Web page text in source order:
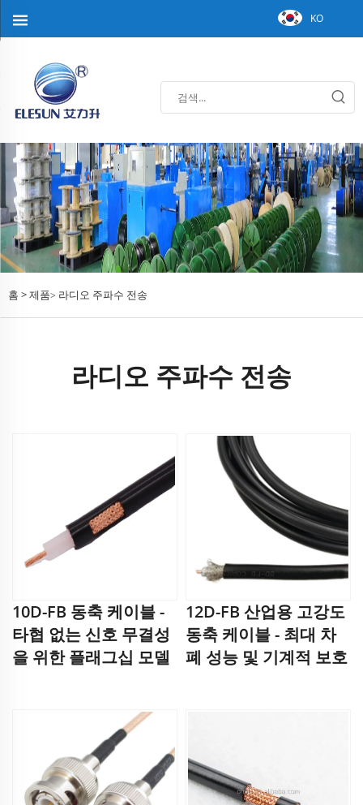
KO
홈 >제품> 라디오 주파수 전송
라디오 주파수 전송
10D-FB 동축 케이블 -
타협 없는 신호 무결성
을 위한 플래그십 모델
12D-FB 산업용 고강도
동축 케이블 - 최대 차
폐 성능 및 기계적 보호